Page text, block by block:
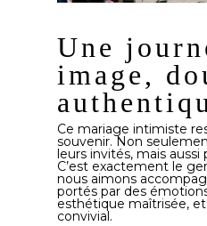
Une
image,
Ce mariage intimiste
souvenir. Non
leurs invités, mais
C’est exactement le
nous aimons
portés par des
esthétique maîtrisée,
convivial.